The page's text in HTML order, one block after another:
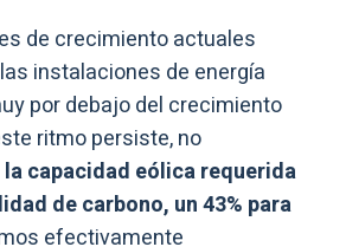
de crecimiento actuales
instalaciones de energía
por debajo del crecimiento
ritmo persiste, no
la capacidad eólica requerida
de carbono, un 43% para
efectivamente